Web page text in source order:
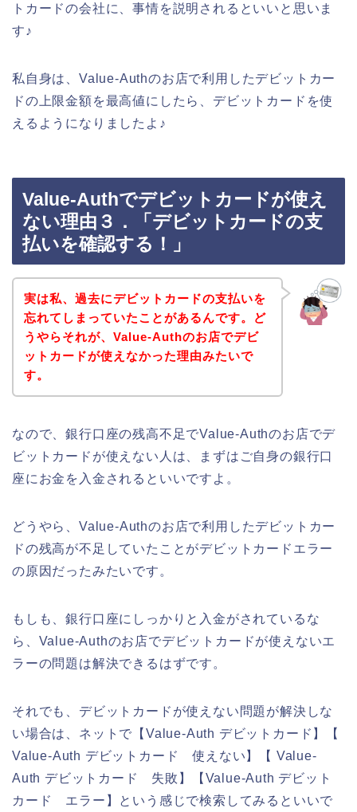
トカードの会社に、事情を説明されるといいと思いま
す♪
私自身は、Value-Authのお店で利用したデビットカー
ドの上限金額を最高値にしたら、デビットカードを使
えるようになりましたよ♪
Value-Authでデビットカードが使え
ない理由３．「デビットカードの支
払いを確認する！」
実は私、過去にデビットカードの支払いを
忘れてしまっていたことがあるんです。ど
うやらそれが、Value-Authのお店でデビ
ットカードが使えなかった理由みたいで
す。
なので、銀行口座の残高不足でValue-Authのお店でデ
ビットカードが使えない人は、まずはご自身の銀行口
座にお金を入金されるといいですよ。
どうやら、Value-Authのお店で利用したデビットカー
ドの残高が不足していたことがデビットカードエラー
の原因だったみたいです。
もしも、銀行口座にしっかりと入金がされているな
ら、Value-Authのお店でデビットカードが使えないエ
ラーの問題は解決できるはずです。
それでも、デビットカードが使えない問題が解決しな
い場合は、ネットで【Value-Auth デビットカード】【
Value-Auth デビットカード 使えない】【 Value-
Auth デビットカード 失敗】【Value-Auth デビット
カード エラー】という感じで検索してみるといいで